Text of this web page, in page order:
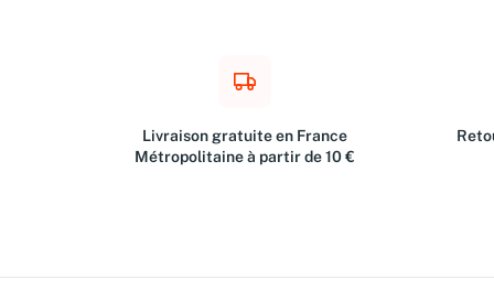
Livraison gratuite en France
Métropolitaine à partir de 10 €